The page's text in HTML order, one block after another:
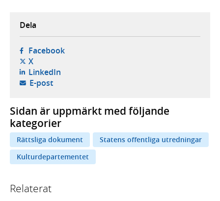
Dela
Facebook- öppnas i ny flik, extern webbplats,
X- öppnas i ny flik, extern webbplats,
LinkedIn- öppnas i ny flik, extern webbplats,
E-post- öppnar din e-postklient,
Sidan är uppmärkt med följande
kategorier
Rättsliga dokument
Statens offentliga utredningar
Kulturdepartementet
Relaterat